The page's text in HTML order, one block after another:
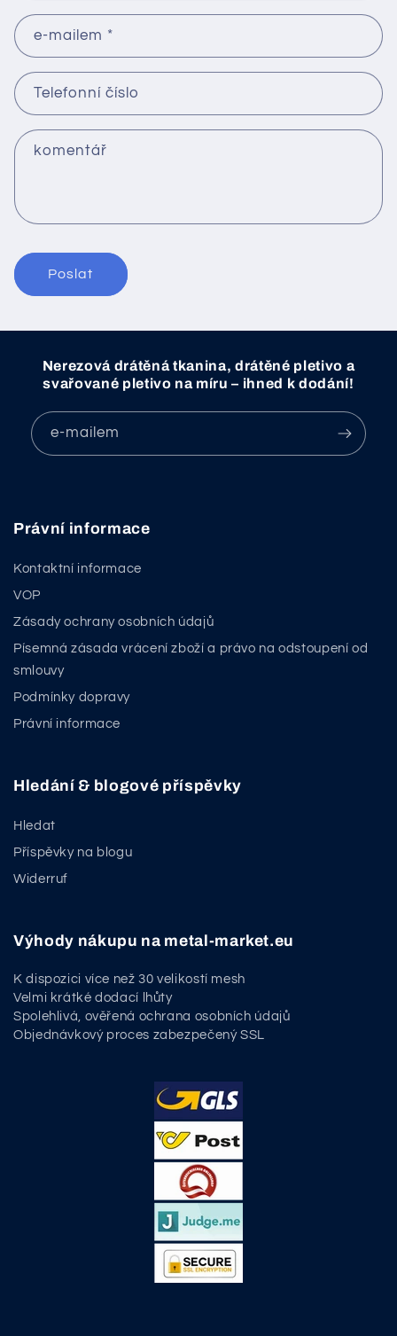
t
a
k
t
í
r
u
l
á
e-mailem *
Telefonní číslo
komentář
Poslat
Nerezová drátěná tkanina, drátěné pletivo a
svařované pletivo na míru – ihned k dodání!
e-mailem
Právní informace
Kontaktní informace
VOP
Zásady ochrany osobních údajů
Písemná zásada vrácení zboží a právo na odstoupení od
smlouvy
Podmínky dopravy
Právní informace
Hledání & blogové příspěvky
Hledat
Příspěvky na blogu
Widerruf
Výhody nákupu na metal-market.eu
K dispozici více než 30 velikostí mesh
Velmi krátké dodací lhůty
Spolehlivá, ověřená ochrana osobních údajů
Objednávkový proces zabezpečený SSL